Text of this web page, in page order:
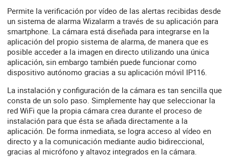
Permite la verificación por vídeo de las alertas recibidas desde
un sistema de alarma Wizalarm a través de su aplicación para
smartphone. La cámara está diseñada para integrarse en la
aplicación del propio sistema de alarma, de manera que es
posible acceder a la imagen en directo utilizando una única
aplicación, sin embargo también puede funcionar como
dispositivo autónomo gracias a su aplicación móvil IP116.
La instalación y configuración de la cámara es tan sencilla que
consta de un solo paso. Simplemente hay que seleccionar la
red WiFi que la propia cámara crea durante el proceso de
instalación para que ésta se añada directamente a la
aplicación. De forma inmediata, se logra acceso al vídeo en
directo y a la comunicación mediante audio bidireccional,
gracias al micrófono y altavoz integrados en la cámara.